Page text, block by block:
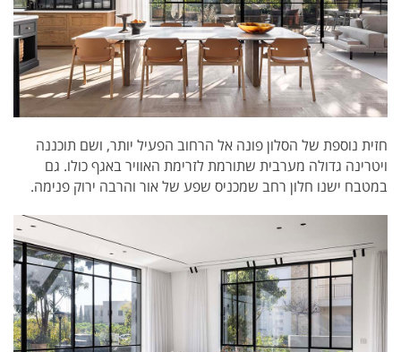
חזית נוספת של הסלון פונה אל הרחוב הפעיל יותר, ושם תוכננה
ויטרינה גדולה מערבית שתורמת לזרימת האוויר באגף כולו. גם
במטבח ישנו חלון רחב שמכניס שפע של אור והרבה ירוק פנימה.